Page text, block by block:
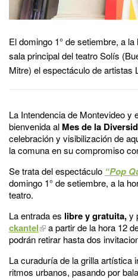
El domingo 1° de setiembre, a
sala principal del teatro Solís
Mitre) el espectáculo de artistas
La Intendencia de Montevideo y
bienvenida al Mes de la
celebración y visibilización de
la comuna en su compromiso
Se trata del espectáculo “Pop
domingo 1° de setiembre, a la
teatro.
La entrada es libre y gratuita,y
ckantel
a partir de la hora 12
podrán retirar hasta dos
La curaduría de la grilla artística
ritmos urbanos, pasando por